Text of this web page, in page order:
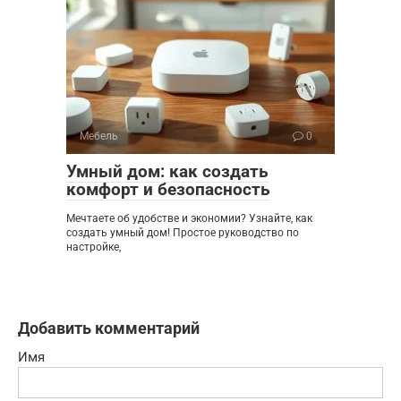
Мебель 0
Умный дом: как создать
комфорт и безопасность
Мечтаете об удобстве и экономии? Узнайте, как
создать умный дом! Простое руководство по
настройке,
Добавить комментарий
Имя